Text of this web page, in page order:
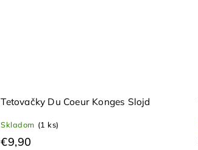
Tetovačky Du Coeur Konges Slojd
Skladom (1 ks)
€9,90